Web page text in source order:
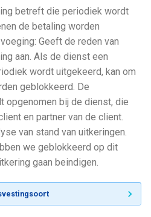
betreft die periodiek wordt
de betaling worden
Geeft de reden van
aan. Als de dienst een
wordt uitgekeerd, kan om
geblokkeerd. De
opgenomen bij de dienst, die
en partner van de client.
van stand van uitkeringen.
we geblokkeerd op dit
gaan beindigen.